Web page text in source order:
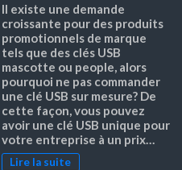
Il existe une demande
croissante pour des produits
promotionnels de marque
tels que des clés USB
mascotte ou people, alors
pourquoi ne pas commander
une clé USB sur mesure? De
cette façon, vous pouvez
avoir une clé USB unique pour
votre entreprise à un prix…
Lire la suite